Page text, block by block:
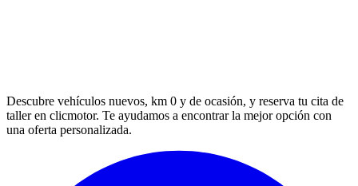
Descubre vehículos nuevos, km 0 y de ocasión, y reserva tu cita de
taller en clicmotor. Te ayudamos a encontrar la mejor opción con
una oferta personalizada.